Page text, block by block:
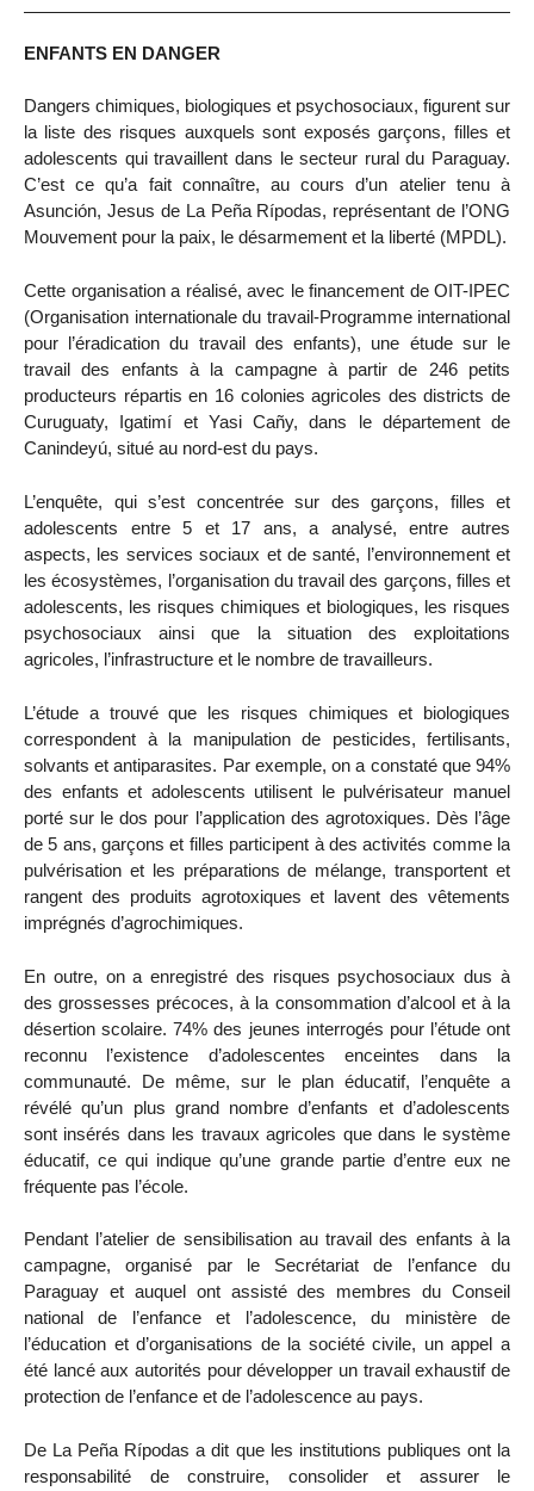
ENFANTS EN DANGER
Dangers chimiques, biologiques et psychosociaux, figurent sur
la liste des risques auxquels sont exposés garçons, filles et
adolescents qui travaillent dans le secteur rural du Paraguay.
C’est ce qu’a fait connaître, au cours d’un atelier tenu à
Asunción, Jesus de La Peña Rípodas, représentant de l’ONG
Mouvement pour la paix, le désarmement et la liberté (MPDL).
Cette organisation a réalisé, avec le financement de OIT-IPEC
(Organisation internationale du travail-Programme international
pour l’éradication du travail des enfants), une étude sur le
travail des enfants à la campagne à partir de 246 petits
producteurs répartis en 16 colonies agricoles des districts de
Curuguaty, Igatimí et Yasi Cañy, dans le département de
Canindeyú, situé au nord-est du pays.
L’enquête, qui s’est concentrée sur des garçons, filles et
adolescents entre 5 et 17 ans, a analysé, entre autres
aspects, les services sociaux et de santé, l’environnement et
les écosystèmes, l’organisation du travail des garçons, filles et
adolescents, les risques chimiques et biologiques, les risques
psychosociaux ainsi que la situation des exploitations
agricoles, l’infrastructure et le nombre de travailleurs.
L’étude a trouvé que les risques chimiques et biologiques
correspondent à la manipulation de pesticides, fertilisants,
solvants et antiparasites. Par exemple, on a constaté que 94%
des enfants et adolescents utilisent le pulvérisateur manuel
porté sur le dos pour l’application des agrotoxiques. Dès l’âge
de 5 ans, garçons et filles participent à des activités comme la
pulvérisation et les préparations de mélange, transportent et
rangent des produits agrotoxiques et lavent des vêtements
imprégnés d’agrochimiques.
En outre, on a enregistré des risques psychosociaux dus à
des grossesses précoces, à la consommation d’alcool et à la
désertion scolaire. 74% des jeunes interrogés pour l’étude ont
reconnu l’existence d’adolescentes enceintes dans la
communauté. De même, sur le plan éducatif, l’enquête a
révélé qu’un plus grand nombre d’enfants et d’adolescents
sont insérés dans les travaux agricoles que dans le système
éducatif, ce qui indique qu’une grande partie d’entre eux ne
fréquente pas l’école.
Pendant l’atelier de sensibilisation au travail des enfants à la
campagne, organisé par le Secrétariat de l’enfance du
Paraguay et auquel ont assisté des membres du Conseil
national de l’enfance et l’adolescence, du ministère de
l’éducation et d’organisations de la société civile, un appel a
été lancé aux autorités pour développer un travail exhaustif de
protection de l’enfance et de l’adolescence au pays.
De La Peña Rípodas a dit que les institutions publiques ont la
responsabilité de construire, consolider et assurer le